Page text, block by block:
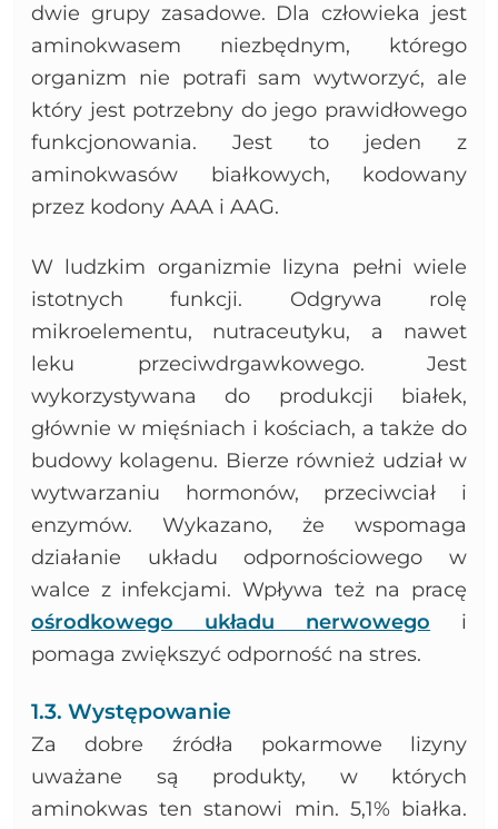
dwie grupy zasadowe. Dla człowieka jest
aminokwasem niezbędnym, którego
organizm nie potrafi sam wytworzyć, ale
który jest potrzebny do jego prawidłowego
funkcjonowania. Jest to jeden z
aminokwasów białkowych, kodowany
przez kodony AAA i AAG.
W ludzkim organizmie lizyna pełni wiele
istotnych funkcji. Odgrywa rolę
mikroelementu, nutraceutyku, a nawet
leku przeciwdrgawkowego. Jest
wykorzystywana do produkcji białek,
głównie w mięśniach i kościach, a także do
budowy kolagenu. Bierze również udział w
wytwarzaniu hormonów, przeciwciał i
enzymów. Wykazano, że wspomaga
działanie układu odpornościowego w
walce z infekcjami. Wpływa też na pracę
ośrodkowego układu nerwowego i
pomaga zwiększyć odporność na stres.
1.3. Występowanie
Za dobre źródła pokarmowe lizyny
uważane są produkty, w których
aminokwas ten stanowi min. 5,1% białka.